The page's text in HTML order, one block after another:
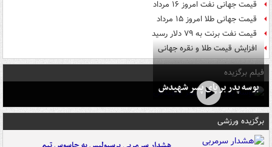
قیمت جهانی نفت امروز ۱۶ مرداد
قیمت جهانی طلا امروز ۱۵ مرداد
قیمت نفت برنت به ۷۹ دلار رسید
افزایش قیمت طلا و نقره جهانی
فیلم برگزیده
بوسه‌ پدر بر پای پسر شهیدش
برگزیده ورزشی